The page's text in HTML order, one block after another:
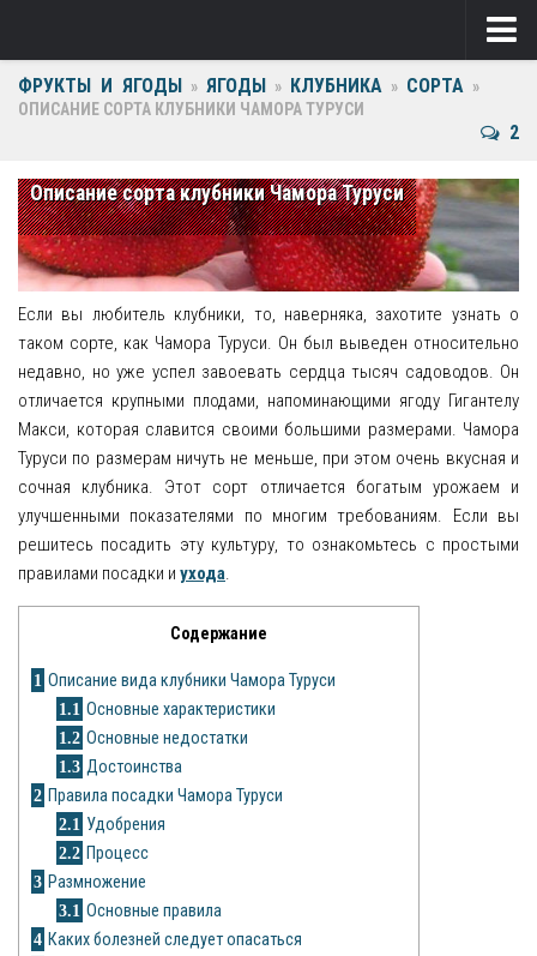
Ягоды
Клубника
Крыжовник
Малина
Фрукты
Ежевика
Слива
Яблоня
Картошка
Огурец
Помидоры
Цветы
Орхидея
Драцена
ФРУКТЫ И ЯГОДЫ » ЯГОДЫ » КЛУБНИКА » СОРТА »
ОПИСАНИЕ СОРТА КЛУБНИКИ ЧАМОРА ТУРУСИ
2
Описание сорта клубники Чамора Туруси
Если вы любитель клубники, то, наверняка, захотите узнать о
таком сорте, как Чамора Туруси. Он был выведен относительно
недавно, но уже успел завоевать сердца тысяч садоводов. Он
отличается крупными плодами, напоминающими ягоду Гигантелу
Макси, которая славится своими большими размерами. Чамора
Туруси по размерам ничуть не меньше, при этом очень вкусная и
сочная клубника. Этот сорт отличается богатым урожаем и
улучшенными показателями по многим требованиям. Если вы
решитесь посадить эту культуру, то ознакомьтесь с простыми
правилами посадки и ухода.
Содержание
1 Описание вида клубники Чамора Туруси
1.1 Основные характеристики
1.2 Основные недостатки
1.3 Достоинства
2 Правила посадки Чамора Туруси
2.1 Удобрения
2.2 Процесс
3 Размножение
3.1 Основные правила
4 Каких болезней следует опасаться